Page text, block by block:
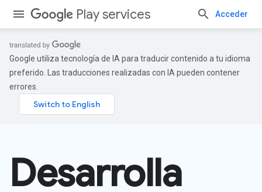
Play services Acceder
Google utiliza tecnología de IA para traducir contenido a tu idioma
preferido. Las traducciones realizadas con IA pueden contener
errores.
Desarrolla